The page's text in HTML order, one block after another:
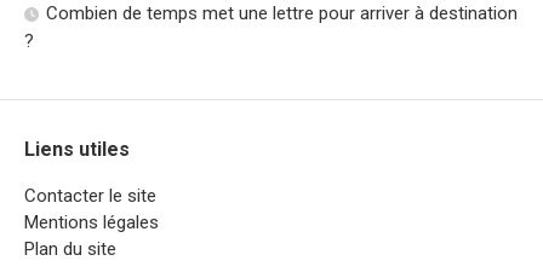
Combien de temps met une lettre pour arriver à destination
?
Liens utiles
Contacter le site
Mentions légales
Plan du site